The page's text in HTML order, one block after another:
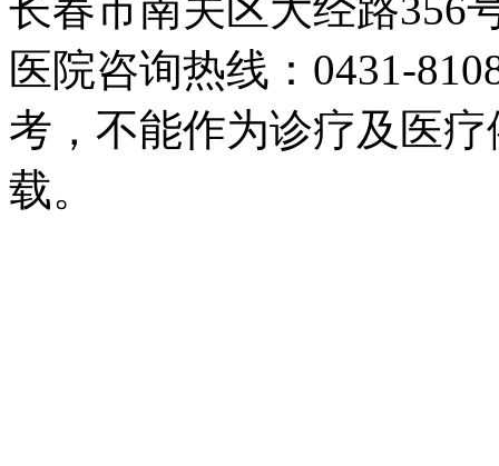
长春市南关区大经路356
医院咨询热线：0431-
考，不能作为诊疗及医
载。